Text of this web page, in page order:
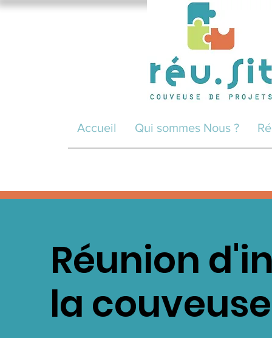
Accueil Qui sommes Nous ?
Réunion
la